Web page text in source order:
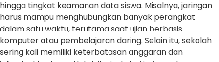
hingga tingkat keamanan data siswa. Misalnya, jaringan
harus mampu menghubungkan banyak perangkat
dalam satu waktu, terutama saat ujian berbasis
komputer atau pembelajaran daring. Selain itu, sekolah
sering kali memiliki keterbatasan anggaran dan